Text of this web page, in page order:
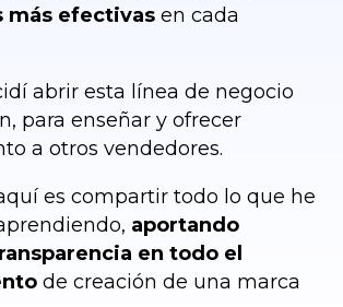
más efectivas en cada
abrir esta línea de negocio
para enseñar y ofrecer
a otros vendedores.
es compartir todo lo que he
aportando
en todo el
de creación de una marca